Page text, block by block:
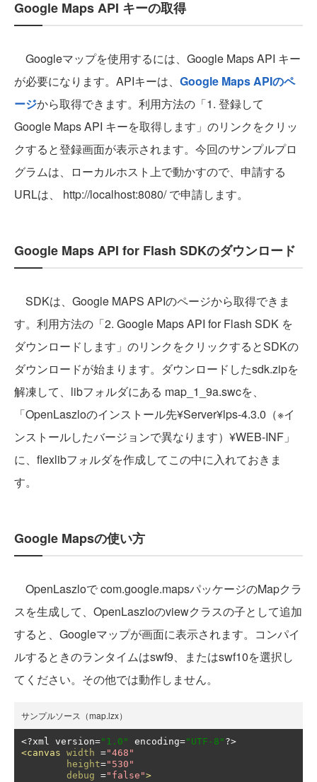
Google Maps API キーの取得
Googleマップを使用するには、Google Maps API キー
が必要になります。APIキーは、 Google Maps APIのペ
ージから取得できます。利用方法の「1. 登録して
Google Maps API キーを取得します」のリンクをクリッ
クすると登録画面が表示されます。今回のサンプルプロ
グラムは、ローカルホスト上で動かすので、申請する
URLは、 http://localhost:8080/ で申請します。
Google Maps API for Flash SDKのダウンロード
SDKは、Google MAPS APIのページから取得できま
す。利用方法の「2. Google Maps API for Flash SDK を
ダウンロードします」のリンクをクリックするとSDKの
ダウンロードが始まります。ダウンロードしたsdk.zipを
解凍して、libフォルダにある map_1_9a.swcを、
「OpenLaszloのインストール先¥Server¥lps-4.3.0（※イ
ンストールしたバージョンで異なります）¥WEB-INF」
に、flexlibフォルダを作成してこの中に入れておきま
す。
Google Mapsの使い方
OpenLaszloで com.google.mapsパッケージのMapクラ
スを生成して、OpenLaszloのviewクラスの子として追加
すると、Googleマップが画面に表示されます。コンパイ
ルするときのランタイムはswf9、またはswf10を選択し
てください。その他では動作しません。
サンプルソース（map.lzx）
<?xml version="1.0" encoding="UTF-8" ?>
<canvas width ="468"
height="530"
debug ="false">